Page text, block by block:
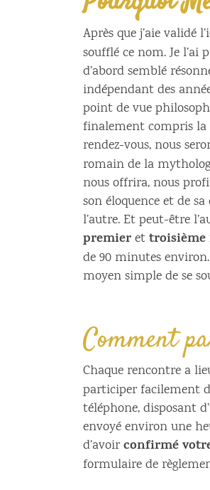
Après que j’aie validé
soufflé ce nom. Je l’ai
d’abord semblé
indépendant des
point de vue
finalement compris la
rendez-vous, nous
romain de la
nous offrira, nous
son éloquence et de
l’autre. Et peut-être
premieret
de 90 minutes
moyen simple de se
Comment
Chaque rencontre a
participer facilement
téléphone, disposant
envoyé environ une
d’avoirconfirmé
formulaire de